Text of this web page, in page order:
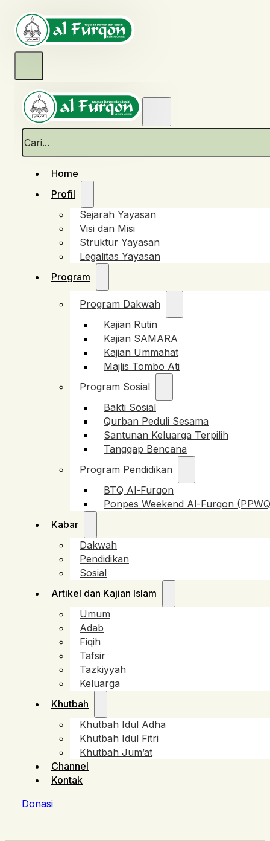
Cari
Home
Profil
Sejarah Yayasan
Visi dan Misi
Struktur Yayasan
Legalitas Yayasan
Program
Program Dakwah
Kajian Rutin
Kajian SAMARA
Kajian Ummahat
Majlis Tombo Ati
Program Sosial
Bakti Sosial
Qurban Peduli Sesama
Santunan Keluarga Terpilih
Tanggap Bencana
Program Pendidikan
BTQ Al-Furqon
Ponpes Weekend Al-Furqon
Kabar
Dakwah
Pendidikan
Sosial
Artikel dan Kajian Islam
Umum
Adab
Fiqih
Tafsir
Tazkiyyah
Keluarga
Khutbah
Khutbah Idul Adha
Khutbah Idul Fitri
Khutbah Jum’at
Channel
Kontak
Donasi